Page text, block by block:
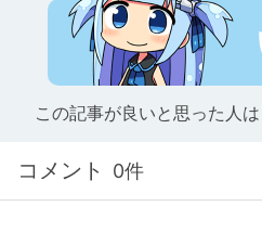
この記事が良いと思った人
コメント 0件